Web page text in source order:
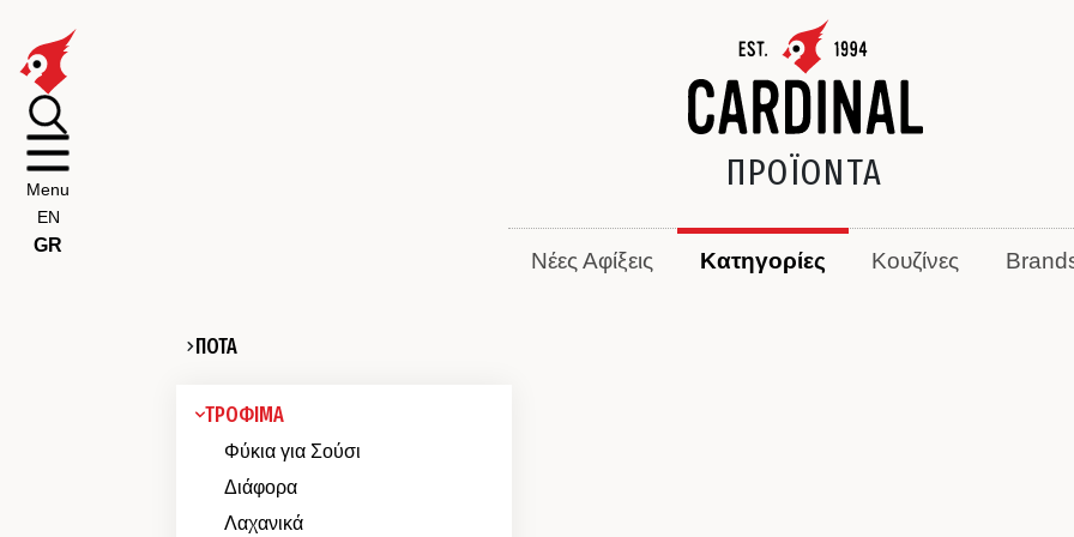
EN
GR
Menu ΠΡΟΪΟΝΤΑ
Νέες Αφίξεις Κατηγορίες Κουζίνες
ΠΟΤΑ
ΤΡΟΦΙΜΑ
Φύκια για Σούσι
Διάφορα
Λαχανικά